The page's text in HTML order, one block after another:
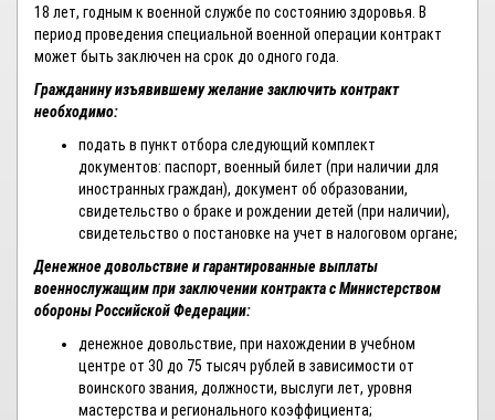
18 лет, годным к военной службе по состоянию здоровья. В
период проведения специальной военной операции контракт
может быть заключен на срок до одного года.
Гражданину изъявившему желание заключить контракт
необходимо:
подать в пункт отбора следующий комплект
документов: паспорт, военный билет (при наличии для
иностранных граждан), документ об образовании,
свидетельство о браке и рождении детей (при наличии),
свидетельство о постановке на учет в налоговом органе;
Денежное довольствие и гарантированные выплаты
военнослужащим при заключении контракта с Министерством
обороны Российской Федерации:
денежное довольствие, при нахождении в учебном
центре от 30 до 75 тысяч рублей в зависимости от
воинского звания, должности, выслуги лет, уровня
мастерства и регионального коэффициента;